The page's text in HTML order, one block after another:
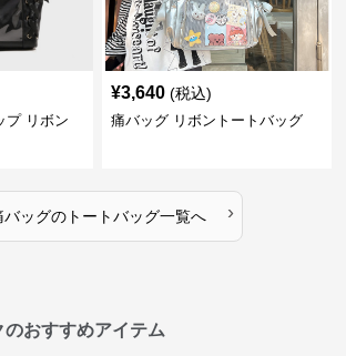
プ リボン
¥3,640 (税込)
痛バッグ リボントートバッグ
バッグのトートバッグ一覧へ ›
おすすめアイテム